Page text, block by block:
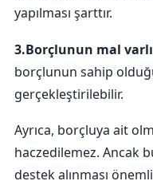
yapılması şarttır.
3.Borçlunun mal
borçlunun sahip
gerçekleştirilebilir.
Ayrıca, borçluya ait
haczedilemez. Ancak
destek alınması